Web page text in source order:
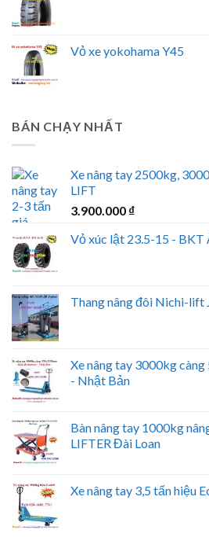
Vỏ xe yokohama Y45
BÁN CHẠY NHẤT
Xe nâng tay 2500kg,
LIFT
3.900.000 ₫
Vỏ xúc lật 23.5-15 - BKT
Thang nâng đôi Nichi-lift
Xe nâng tay 3000kg
- Nhật Bản
Bàn nâng tay 1000kg
LIFTER Đài Loan
Xe nâng tay 3,5 tấn hiệu